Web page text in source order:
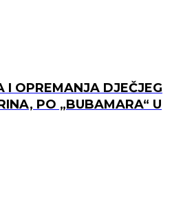
I OPREMANJA DJEČJEG
PO „BUBAMARA“ U